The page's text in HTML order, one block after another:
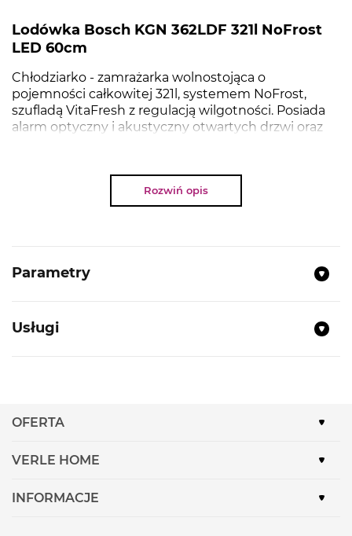
Lodówka Bosch KGN 362LDF 321l NoFrost
LED 60cm
Chłodziarko - zamrażarka wolnostojąca o
pojemności całkowitej 321l, systemem NoFrost,
szufladą VitaFresh z regulacją wilgotności. Posiada
alarm optyczny i akustyczny otwartych drzwi oraz
Kolor:Inox
Pojemność chłodziarki:
Elektroniczna regulacja temperatury
pozostawienia otwartych drzwi
Rozwiń opis
Parametry
Usługi
OFERTA
VERLE HOME
INFORMACJE